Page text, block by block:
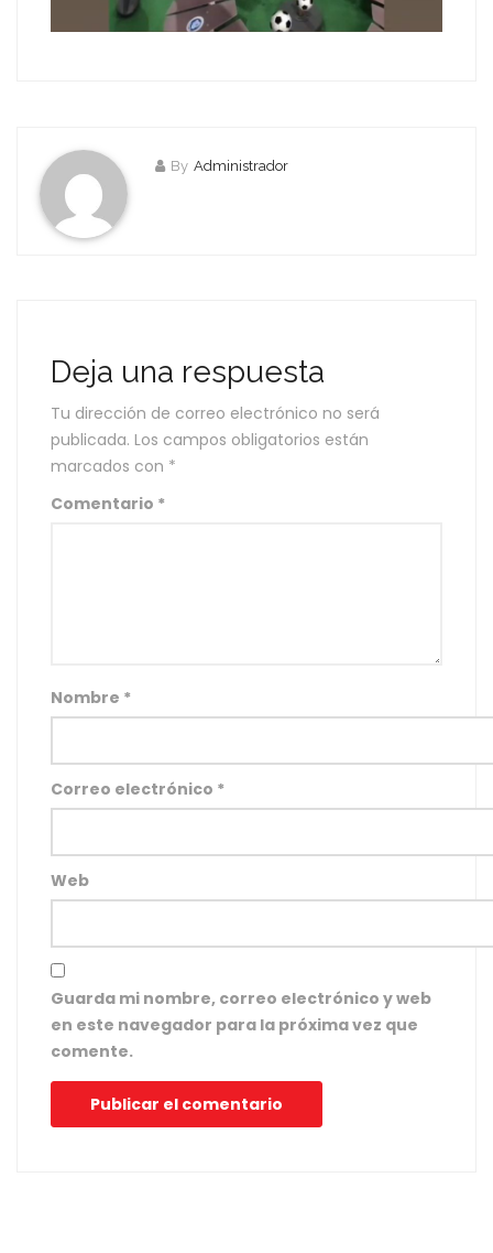
By Administrador
Deja una respuesta
Tu dirección de correo electrónico no será
publicada. Los campos obligatorios están
marcados con *
Comentario *
Nombre *
Correo electrónico *
Web
Guarda mi nombre, correo electrónico y web
en este navegador para la próxima vez que
comente.